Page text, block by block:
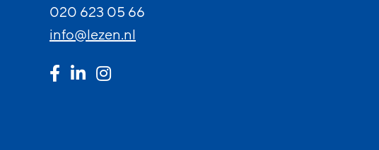
020 623 05 66
info@lezen.nl